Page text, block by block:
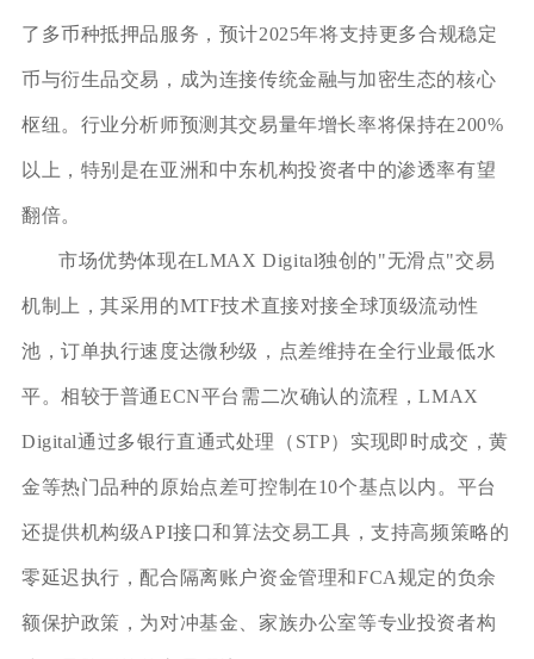
了多币种抵押品服务，预计2025年将支持更多合规稳定
币与衍生品交易，成为连接传统金融与加密生态的核心
枢纽。行业分析师预测其交易量年增长率将保持在200%
以上，特别是在亚洲和中东机构投资者中的渗透率有望
翻倍。
市场优势体现在LMAX Digital独创的"无滑点"交易
机制上，其采用的MTF技术直接对接全球顶级流动性
池，订单执行速度达微秒级，点差维持在全行业最低水
平。相较于普通ECN平台需二次确认的流程，LMAX
Digital通过多银行直通式处理（STP）实现即时成交，黄
金等热门品种的原始点差可控制在10个基点以内。平台
还提供机构级API接口和算法交易工具，支持高频策略的
零延迟执行，配合隔离账户资金管理和FCA规定的负余
额保护政策，为对冲基金、家族办公室等专业投资者构